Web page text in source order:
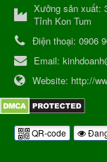
Xưởng sản xuất:
Tỉnh Kon Tum
Điện thoại: 0906
Email:
Website: http://
QR-code